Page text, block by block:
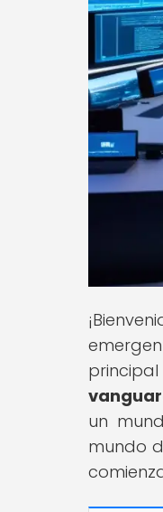
un
mundo